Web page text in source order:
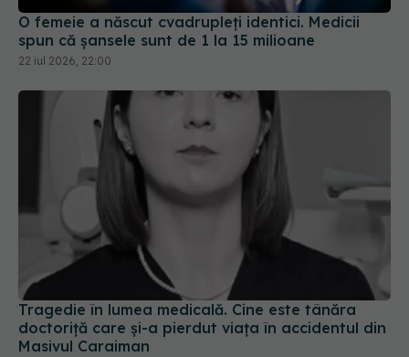
O femeie a născut cvadrupleți identici. Medicii
spun că șansele sunt de 1 la 15 milioane
22 iul 2026, 22:00
Tragedie în lumea medicală. Cine este tânăra
doctoriță care și-a pierdut viața în accidentul din
Masivul Caraiman